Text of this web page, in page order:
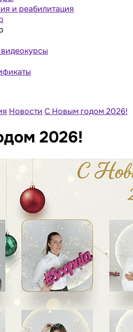
и реабилитация
Новости С Новым годом 2026!
2026!